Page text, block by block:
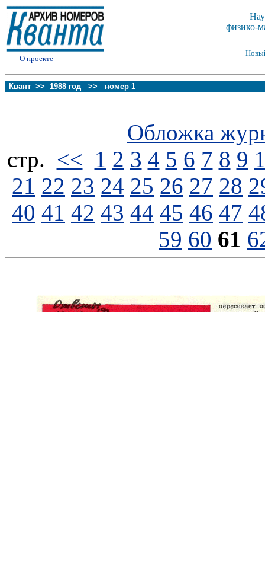
О проекте
физико-
Квант >> 1988 год >> номер 1
Обложка
стp. << 1 2 3 4 5 6 7 8 9
21 22 23 24 25 26 27 28
40 41 42 43 44 45 46 47
59 60 61